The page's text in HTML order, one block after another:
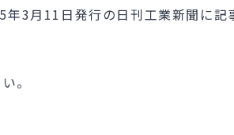
3月11日発行の日刊工業新聞に記
。